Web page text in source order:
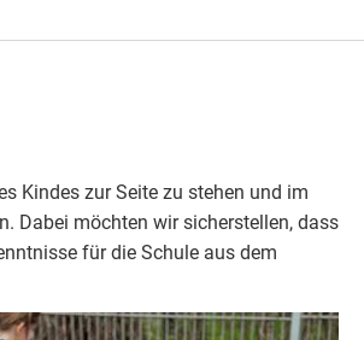
Kindes zur Seite zu stehen und im
Dabei möchten wir sicherstellen, dass
für die Schule aus dem